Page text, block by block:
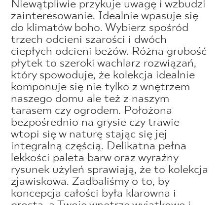
Niewątpliwie przykuje uwagę i wzbudzi
zainteresowanie. Idealnie wpasuje się
do klimatów boho. Wybierz spośród
trzech odcieni szarości i dwóch
ciepłych odcieni beżów. Różna grubość
płytek to szeroki wachlarz rozwiązań,
który spowoduje, że kolekcja idealnie
komponuje się nie tylko z wnętrzem
naszego domu ale też z naszym
tarasem czy ogrodem. Położona
bezpośrednio na grysie czy trawie
wtopi się w naturę stając się jej
integralną częścią. Delikatna pełna
lekkości paleta barw oraz wyraźny
rysunek użyleń sprawiają, że to kolekcja
zjawiskowa. Zadbaliśmy o to, by
koncepcja całości była klarowna i